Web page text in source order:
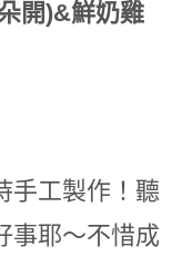
開)&鮮奶雞
手工製作！聽
事耶～不惜成